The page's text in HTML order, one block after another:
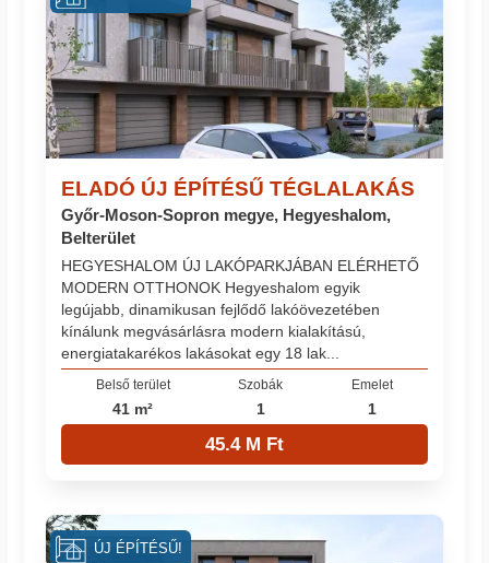
ELADÓ ÚJ ÉPÍTÉSŰ TÉGLALAKÁS
Győr-Moson-Sopron megye, Hegyeshalom,
Belterület
HEGYESHALOM ÚJ LAKÓPARKJÁBAN ELÉRHETŐ
MODERN OTTHONOK Hegyeshalom egyik
legújabb, dinamikusan fejlődő lakóövezetében
kínálunk megvásárlásra modern kialakítású,
energiatakarékos lakásokat egy 18 lak...
Belső terület
41 m²
Szobák
1
Emelet
1
45.4 M Ft
ÚJ ÉPÍTÉSŰ!